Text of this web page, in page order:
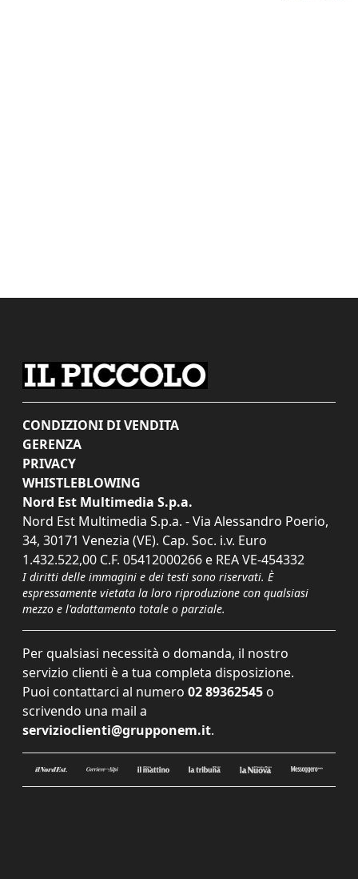
CONDIZIONI DI VENDITA
GERENZA
PRIVACY
WHISTLEBLOWING
Nord Est Multimedia S.p.a.
Nord Est Multimedia S.p.a. - Via Alessandro Poerio,
34, 30171 Venezia (VE). Cap. Soc. i.v. Euro
1.432.522,00 C.F. 05412000266 e REA VE-454332
I diritti delle immagini e dei testi sono riservati. È
espressamente vietata la loro riproduzione con qualsiasi
mezzo e l'adattamento totale o parziale.
Per qualsiasi necessità o domanda, il nostro
servizio clienti è a tua completa disposizione.
Puoi contattarci al numero 02 89362545 o
scrivendo una mail a
servizioclienti@grupponem.it.